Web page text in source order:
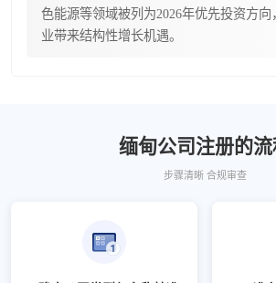
色能源等领域被列为2026年优先投资方
业带来结构性增长机遇。
缅甸公司注册的流
步骤清晰 合规审查